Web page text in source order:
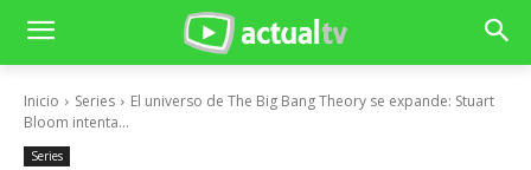
Inicio Series
El universo de The Big Bang Theory se expande: Stuart
Bloom intenta...
Series